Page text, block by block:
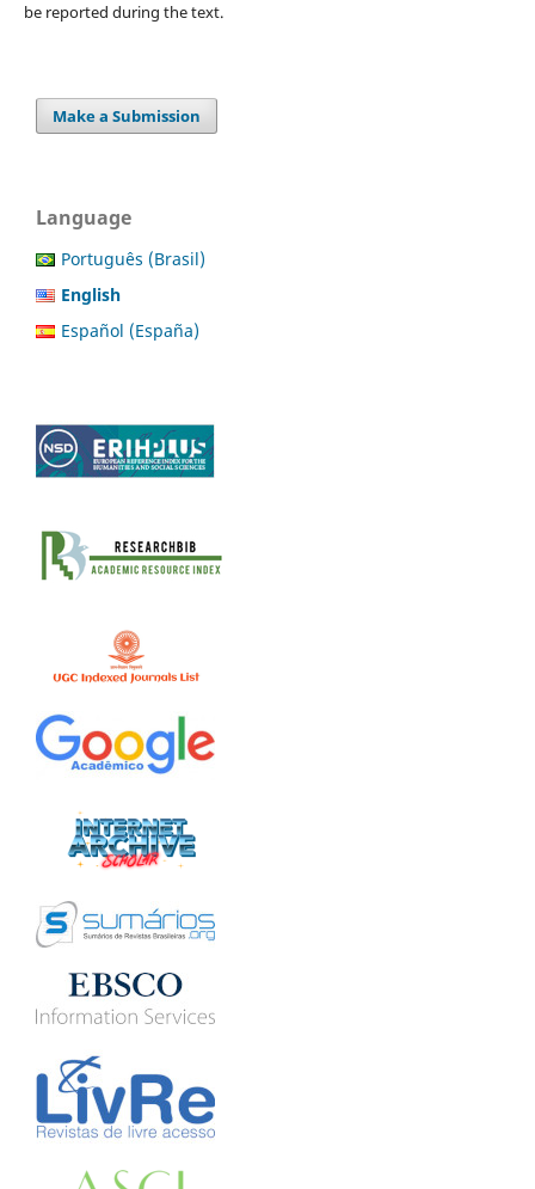
be reported during the text.
Make a Submission
Language
Português (Brasil)
English
Español (España)